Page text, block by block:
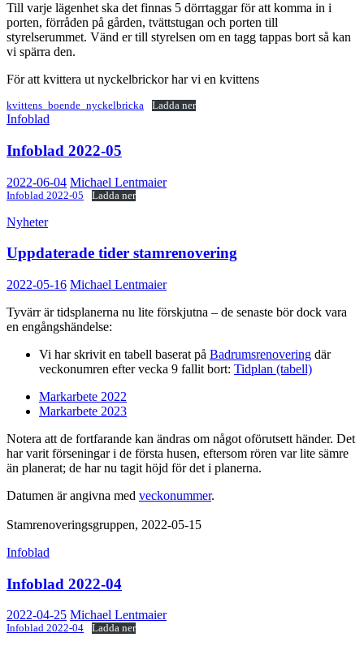
Till varje lägenhet ska det finnas 5 dörrtaggar för att komma in i
porten, förråden på gården, tvättstugan och porten till
styrelserummet. Vänd er till styrelsen om en tagg tappas bort så kan
vi spärra den.
För att kvittera ut nyckelbrickor har vi en kvittens
kvittens_boende_nyckelbricka Ladda ner
Infoblad
Infoblad 2022-05
2022-06-04 Michael Lentmaier
Infoblad 2022-05 Ladda ner
Nyheter
Uppdaterade tider stamrenovering
2022-05-16 Michael Lentmaier
Tyvärr är tidsplanerna nu lite förskjutna – de senaste bör dock vara
en engångshändelse:
Vi har skrivit en tabell baserat på Badrumsrenovering där
veckonumren efter vecka 9 fallit bort: Tidplan (tabell)
Markarbete 2022
Markarbete 2023
Notera att de fortfarande kan ändras om något oförutsett händer. Det
har varit förseningar i de första husen, eftersom rören var lite sämre
än planerat; de har nu tagit höjd för det i planerna.
Datumen är angivna med veckonummer.
Stamrenoveringsgruppen, 2022-05-15
Infoblad
Infoblad 2022-04
2022-04-25 Michael Lentmaier
Infoblad 2022-04 Ladda ner